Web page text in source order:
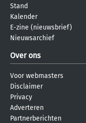
Stand
Kalender
E-zine (nieuwsbrief)
Nieuwsarchief
Over ons
Voor webmasters
Disclaimer
Privacy
Adverteren
Partnerberichten